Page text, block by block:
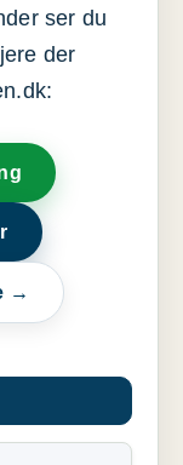
ser du
der
→